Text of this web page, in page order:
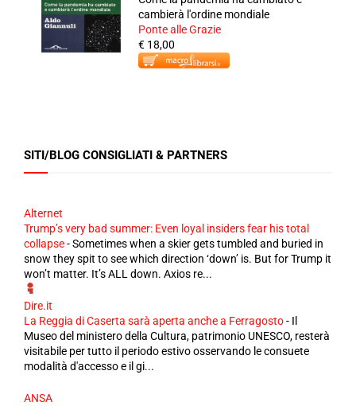
cambierà l'ordine mondiale
Ponte alle Grazie
€ 18,00
SITI/BLOG CONSIGLIATI & PARTNERS
Alternet
Trump’s very bad summer: Even loyal insiders fear his total
collapse-Sometimes when a skier gets tumbled and buried in
snow they spit to see which direction ‘down’ is. But for Trump it
won’t matter. It’s ALL down. Axios re...
Dire.it
La Reggia di Caserta sarà aperta anche a Ferragosto- Il
Museo del ministero della Cultura, patrimonio UNESCO, resterà
visitabile per tutto il periodo estivo osservando le consuete
modalità d'accesso e il gi...
ANSA